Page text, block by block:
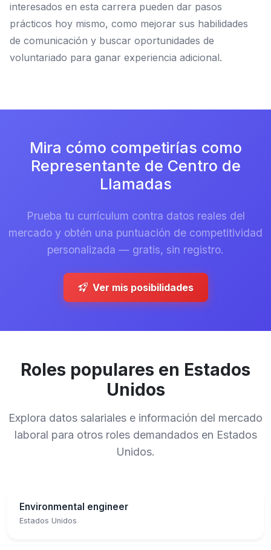
interesados en esta carrera pueden dar pasos
prácticos hoy mismo, como mejorar sus habilidades
de comunicación y buscar oportunidades de
voluntariado para ganar experiencia adicional.
Mira cómo competirías como
Representante de Centro de
Llamadas
Prueba tu currículum contra datos reales del
mercado y obtén una puntuación de competitividad
personalizada — gratis, sin registro.
Ver mis posibilidades
Roles populares en Estados
Unidos
Explora datos salariales e información del mercado
laboral para otros roles demandados en Estados
Unidos.
Environmental engineer
Estados Unidos